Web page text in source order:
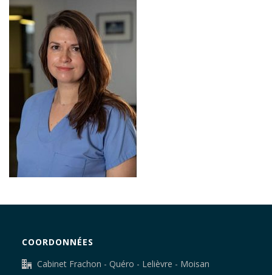
COORDONNÉES
Cabinet Frachon - Quéro - Lelièvre - Moisan